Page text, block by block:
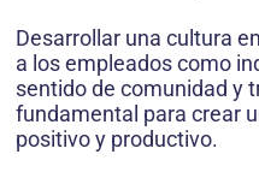
Desarrollar una cultura
a los empleados como
sentido de comunidad y
fundamental para crear
positivo y productivo.